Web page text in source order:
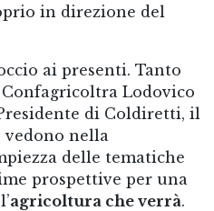
in direzione del
ai presenti. Tanto
Lodovico
di Coldiretti, il
vedono nella
delle tematiche
prospettive per una
agricoltura che verrà.